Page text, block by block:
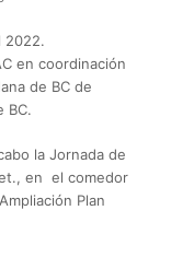
2022.
en coordinación
de BC de
BC.
la Jornada de
en el comedor
Plan